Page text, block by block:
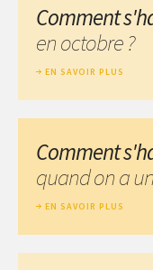
Comment
en octobre ?
EN SAVOIR PLUS
Comment
quand on a
EN SAVOIR PLUS